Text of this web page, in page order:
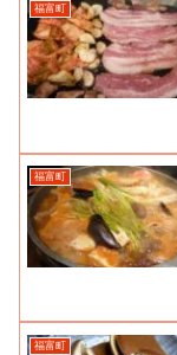
福富町
福富町
福富町